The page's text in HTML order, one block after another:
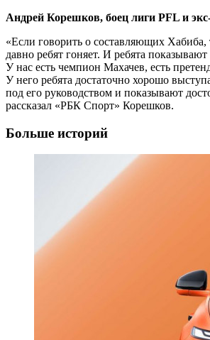
Андрей Корешков, боец лиги PFL и
«Если говорить о составляющих
давно ребят гоняет. И ребята показывают
У нас есть чемпион Махачев, есть
У него ребята достаточно хорошо
под его руководством и показывают
рассказал «РБК Спорт» Корешков.
Больше историй